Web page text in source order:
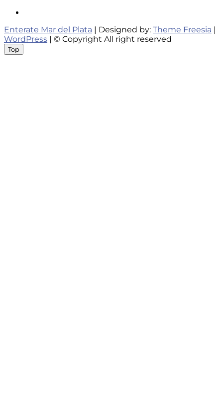
Enterate Mar del Plata | Designed by: Theme Freesia |
WordPress | © Copyright All right reserved
Top